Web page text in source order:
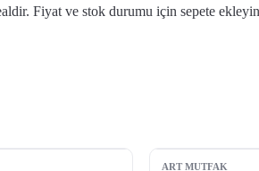
Fiyat ve stok durumu için sepete
ART MUTFAK